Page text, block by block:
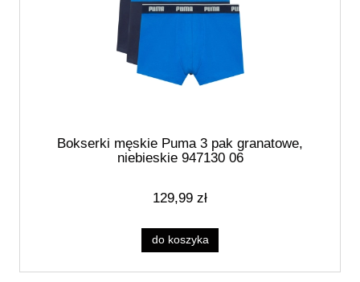
Bokserki męskie Puma 3 pak granatowe,
niebieskie 947130 06
129,99 zł
do koszyka